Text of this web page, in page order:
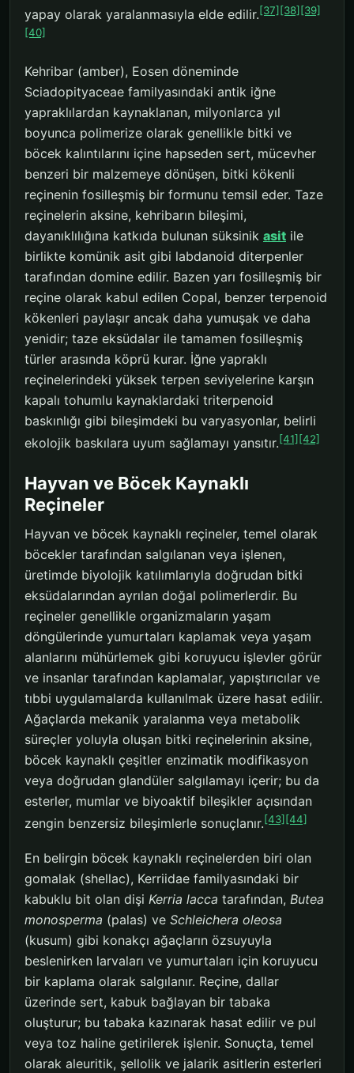
yapay olarak yaralanmasıyla elde edilir.[37] [38] [39]
[40]
Kehribar (amber), Eosen döneminde
Sciadopityaceae familyasındaki antik iğne
yapraklılardan kaynaklanan, milyonlarca yıl
boyunca polimerize olarak genellikle bitki ve
böcek kalıntılarını içine hapseden sert, mücevher
benzeri bir malzemeye dönüşen, bitki kökenli
reçinenin fosilleşmiş bir formunu temsil eder. Taze
reçinelerin aksine, kehribarın bileşimi,
dayanıklılığına katkıda bulunan süksinik asit ile
birlikte komünik asit gibi labdanoid diterpenler
tarafından domine edilir. Bazen yarı fosilleşmiş bir
reçine olarak kabul edilen Copal, benzer terpenoid
kökenleri paylaşır ancak daha yumuşak ve daha
yenidir; taze eksüdalar ile tamamen fosilleşmiş
türler arasında köprü kurar. İğne yapraklı
reçinelerindeki yüksek terpen seviyelerine karşın
kapalı tohumlu kaynaklardaki triterpenoid
baskınlığı gibi bileşimdeki bu varyasyonlar, belirli
ekolojik baskılara uyum sağlamayı yansıtır.[41] [42]
Hayvan ve Böcek Kaynaklı
Reçineler
Hayvan ve böcek kaynaklı reçineler, temel olarak
böcekler tarafından salgılanan veya işlenen,
üretimde biyolojik katılımlarıyla doğrudan bitki
eksüdalarından ayrılan doğal polimerlerdir. Bu
reçineler genellikle organizmaların yaşam
döngülerinde yumurtaları kaplamak veya yaşam
alanlarını mühürlemek gibi koruyucu işlevler görür
ve insanlar tarafından kaplamalar, yapıştırıcılar ve
tıbbi uygulamalarda kullanılmak üzere hasat edilir.
Ağaçlarda mekanik yaralanma veya metabolik
süreçler yoluyla oluşan bitki reçinelerinin aksine,
böcek kaynaklı çeşitler enzimatik modifikasyon
veya doğrudan glandüler salgılamayı içerir; bu da
esterler, mumlar ve biyoaktif bileşikler açısından
zengin benzersiz bileşimlerle sonuçlanır.[43] [44]
En belirgin böcek kaynaklı reçinelerden biri olan
gomalak (shellac), Kerriidae familyasındaki bir
kabuklu bit olan dişi Kerria lacca tarafından, Butea
monosperma (palas) ve Schleichera oleosa
(kusum) gibi konakçı ağaçların özsuyuyla
beslenirken larvaları ve yumurtaları için koruyucu
bir kaplama olarak salgılanır. Reçine, dallar
üzerinde sert, kabuk bağlayan bir tabaka
oluşturur; bu tabaka kazınarak hasat edilir ve pul
veya toz haline getirilerek işlenir. Sonuçta, temel
olarak aleuritik, şellolik ve jalarik asitlerin esterleri